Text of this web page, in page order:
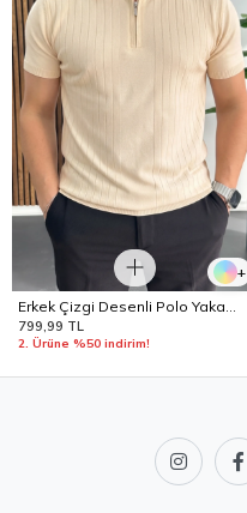
+
Erkek Çizgi Desenli Polo Yaka
Krem Edw458
799,99 TL
2. Ürüne %50 indirim!